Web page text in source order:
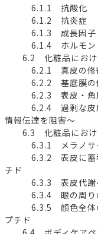
6.1.1 抗酸化
6.1.2 抗炎症
6.1.3 成長因子（
6.1.4 ホルモン（
6.2 化粧品における
6.2.1 真皮の修復
6.2.2 基底膜の修
6.2.3 表皮・角層
6.2.4 過剰な皮膚
情報伝達を阻害～
6.3 化粧品における
6.3.1 メラノサイ
6.3.2 表皮に蓄積
チド
6.3.3 表皮代謝へ
6.3.4 眼の周りの
6.3.5 顔色全体の
プチド